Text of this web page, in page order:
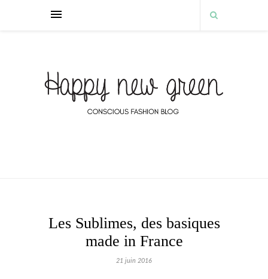
Les Sublimes, des basiques
made in France
21 juin 2016